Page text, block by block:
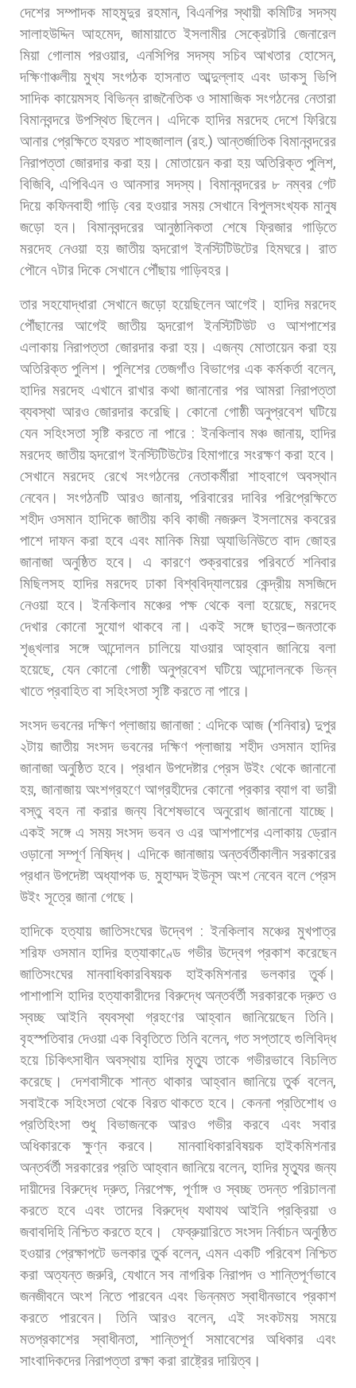
দেশের সম্পাদক মাহমুদুর রহমান, বিএনপির স্থায়ী কমিটির সদস্য
সালাহউদ্দিন আহমেদ, জামায়াতে ইসলামীর সেক্রেটারি জেনারেল
মিয়া গোলাম পরওয়ার, এনসিপির সদস্য সচিব আখতার হোসেন,
দক্ষিণাঞ্চলীয় মুখ্য সংগঠক হাসনাত আব্দুল্লাহ এবং ডাকসু ভিপি
সাদিক কায়েমসহ বিভিন্ন রাজনৈতিক ও সামাজিক সংগঠনের নেতারা
বিমানবন্দরে উপস্থিত ছিলেন। এদিকে হাদির মরদেহ দেশে ফিরিয়ে
আনার প্রেক্ষিতে হযরত শাহজালাল(রহ.) আন্তর্জাতিক বিমানবন্দরের
নিরাপত্তা জোরদার করা হয়। মোতায়েন করা হয় অতিরিক্ত পুলিশ,
বিজিবি,এপিবিএন ও আনসার সদস্য। বিমানবন্দরের ৮ নম্বর গেট
দিয়ে কফিনবাহী গাড়ি বের হওয়ার সময় সেখানে বিপুলসংখ্যক মানুষ
জড়ো হন। বিমানবন্দরের আনুষ্ঠানিকতা শেষে ফ্রিজার
গাড়িতে
মরদেহ নেওয়া হয় জাতীয় হৃদরোগ ইনস্টিটিউটের হিমঘরে।
রাত
পৌনে ৭টার দিকে সেখানে পৌঁছায় গাড়িবহর।
তার সহযোদ্ধারা সেখানে জড়ো হয়েছিলেন আগেই। হাদির মরদেহ
পৌঁছানের
আগেই জাতীয় হৃদরোগ ইনস্টিটিউট ও
আশপাশের
এলাকায় নিরাপত্তা জোরদার করা হয়। এজন্য মোতায়েন করা হয়
অতিরিক্ত পুলিশ। পুলিশের তেজগাঁও বিভাগের এক কর্মকর্তা বলেন,
হাদির মরদেহ এখানে রাখার কথা জানানোর পর আমরা নিরাপত্তা
ব্যবস্থা আরও জোরদার করেছি। কোনো গোষ্ঠী অনুপ্রবেশ ঘটিয়ে
যেন সহিংসতা সৃষ্টি করতে না পারে:ইনকিলাব মঞ্চ জানায়, হাদির
মরদেহ জাতীয় হৃদরোগ ইনস্টিটিউটের হিমাগারে সংরক্ষণ করা হবে।
সেখানে মরদেহ রেখে সংগঠনের নেতাকর্মীরা শাহবাগে অবস্থান
নেবেন।
সংগঠনটি আরও জানায়,পরিবারের দাবির পরিপ্রেক্ষিতে
শহীদ ওসমান হাদিকে জাতীয় কবি কাজী নজরুল ইসলামের কবরের
পাশে দাফন করা হবে এবং মানিক মিয়া অ্যাভিনিউতে বাদ জোহর
জানাজা অনুষ্ঠিত হবে। এ কারণে শুক্রবারের পরিবর্তে শনিবার
মিছিলসহ হাদির মরদেহ ঢাকা বিশ্ববিদ্যালয়ের কেন্দ্রীয় মসজিদে
নেওয়া হবে। ইনকিলাব মঞ্চের পক্ষ থেকে বলা হয়েছে, মরদেহ
দেখার কোনো সুযোগ থাকবে না। একই সঙ্গে ছাত্র–জনতাকে
শৃঙ্খলার সঙ্গে আন্দোলন চালিয়ে যাওয়ার আহ্বান জানিয়ে বলা
হয়েছে, যেন কোনো গোষ্ঠী অনুপ্রবেশ ঘটিয়ে আন্দোলনকে ভিন্ন
খাতে প্রবাহিত বা সহিংসতা সৃষ্টি করতে না পারে।
সংসদ ভবনের দক্ষিণ প্লাজায় জানাজা: এদিকে আজ(শনিবার)দুপুর
২টায় জাতীয় সংসদ ভবনের দক্ষিণ প্লাজায় শহীদ ওসমান হাদির
জানাজা অনুষ্ঠিত হবে। প্রধান উপদেষ্টার প্রেস উইং থেকে জানানো
হয়, জানাজায় অংশগ্রহণে আগ্রহীদের কোনো প্রকার ব্যাগ বা ভারী
বস্তু বহন না করার জন্য বিশেষভাবে অনুরোধ জানানো যাচ্ছে।
একই সঙ্গে এ সময় সংসদ ভবন ও এর আশপাশের এলাকায় ড্রোন
ওড়ানো সম্পূর্ণ নিষিদ্ধ। এদিকে জানাজায় অন্তর্বর্তীকালীন সরকারের
প্রধান উপদেষ্টা অধ্যাপক ড. মুহাম্মদ ইউনূস অংশ নেবেন বলে প্রেস
উইং সূত্রে জানা গেছে।
হাদিকে হত্যায় জাতিসংঘের উদ্বেগ :ইনকিলাব মঞ্চের মুখপাত্র
শরিফ ওসমান হাদির হত্যাকাণ্ডে গভীর উদ্বেগ প্রকাশ করেছেন
জাতিসংঘের
মানবাধিকারবিষয়ক হাইকমিশনার ভলকার
তুর্ক।
পাশাপাশি হাদির হত্যাকারীদের বিরুদ্ধে অন্তর্বর্তী সরকারকে দ্রুত ও
স্বচ্ছ
আইনি ব্যবস্থা গ্রহণের আহ্বান জানিয়েছেন
তিনি।
বৃহস্পতিবার দেওয়া এক বিবৃতিতে তিনি বলেন, গত সপ্তাহে গুলিবিদ্ধ
হয়ে চিকিৎসাধীন অবস্থায় হাদির মৃত্যু তাকে গভীরভাবে বিচলিত
করেছে।
দেশবাসীকে শান্ত থাকার আহ্বান জানিয়ে তুর্ক বলেন,
সবাইকে সহিংসতা থেকে বিরত থাকতে হবে। কেননা প্রতিশোধ ও
প্রতিহিংসা
শুধু বিভাজনকে আরও গভীর করবে এবং
সবার
অধিকারকে
ক্ষুণ্ন করবে। মানবাধিকারবিষয়ক
হাইকমিশনার
অন্তর্বর্তী সরকারের প্রতি আহ্বান জানিয়ে বলেন, হাদির মৃত্যুর জন্য
দায়ীদের বিরুদ্ধে দ্রুত,নিরপেক্ষ, পূর্ণাঙ্গ ও স্বচ্ছ তদন্ত পরিচালনা
করতে হবে এবং তাদের বিরুদ্ধে যথাযথ আইনি প্রক্রিয়া ও
জবাবদিহি নিশ্চিত করতে হবে। ফেব্রুয়ারিতে সংসদ নির্বাচন অনুষ্ঠিত
হওয়ার প্রেক্ষাপটে ভলকার তুর্ক বলেন,এমন একটি পরিবেশ নিশ্চিত
করা অত্যন্ত জরুরি, যেখানে সব নাগরিক নিরাপদ ও শান্তিপূর্ণভাবে
জনজীবনে অংশ নিতে পারবেন এবং ভিন্নমত স্বাধীনভাবে প্রকাশ
করতে
পারবেন। তিনি আরও বলেন, এই সংকটময়
সময়ে
মতপ্রকাশের
স্বাধীনতা,শান্তিপূর্ণ সমাবেশের অধিকার
এবং
সাংবাদিকদের নিরাপত্তা রক্ষা করা রাষ্ট্রের দায়িত্ব।